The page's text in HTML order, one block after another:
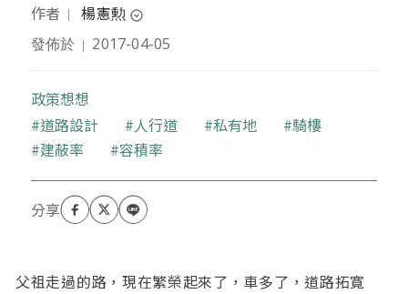
作者 ｜ 楊憲勲 expand_circle_down
作者是旅日醫師・平埔文化工作者
發佈於 ｜ 2017-04-05
政策想想
關鍵字
道路設計 人行道 私有地
騎樓
建蔽率
容積率
父祖走過的路，現在繁榮起來了，車多了，道路拓寛